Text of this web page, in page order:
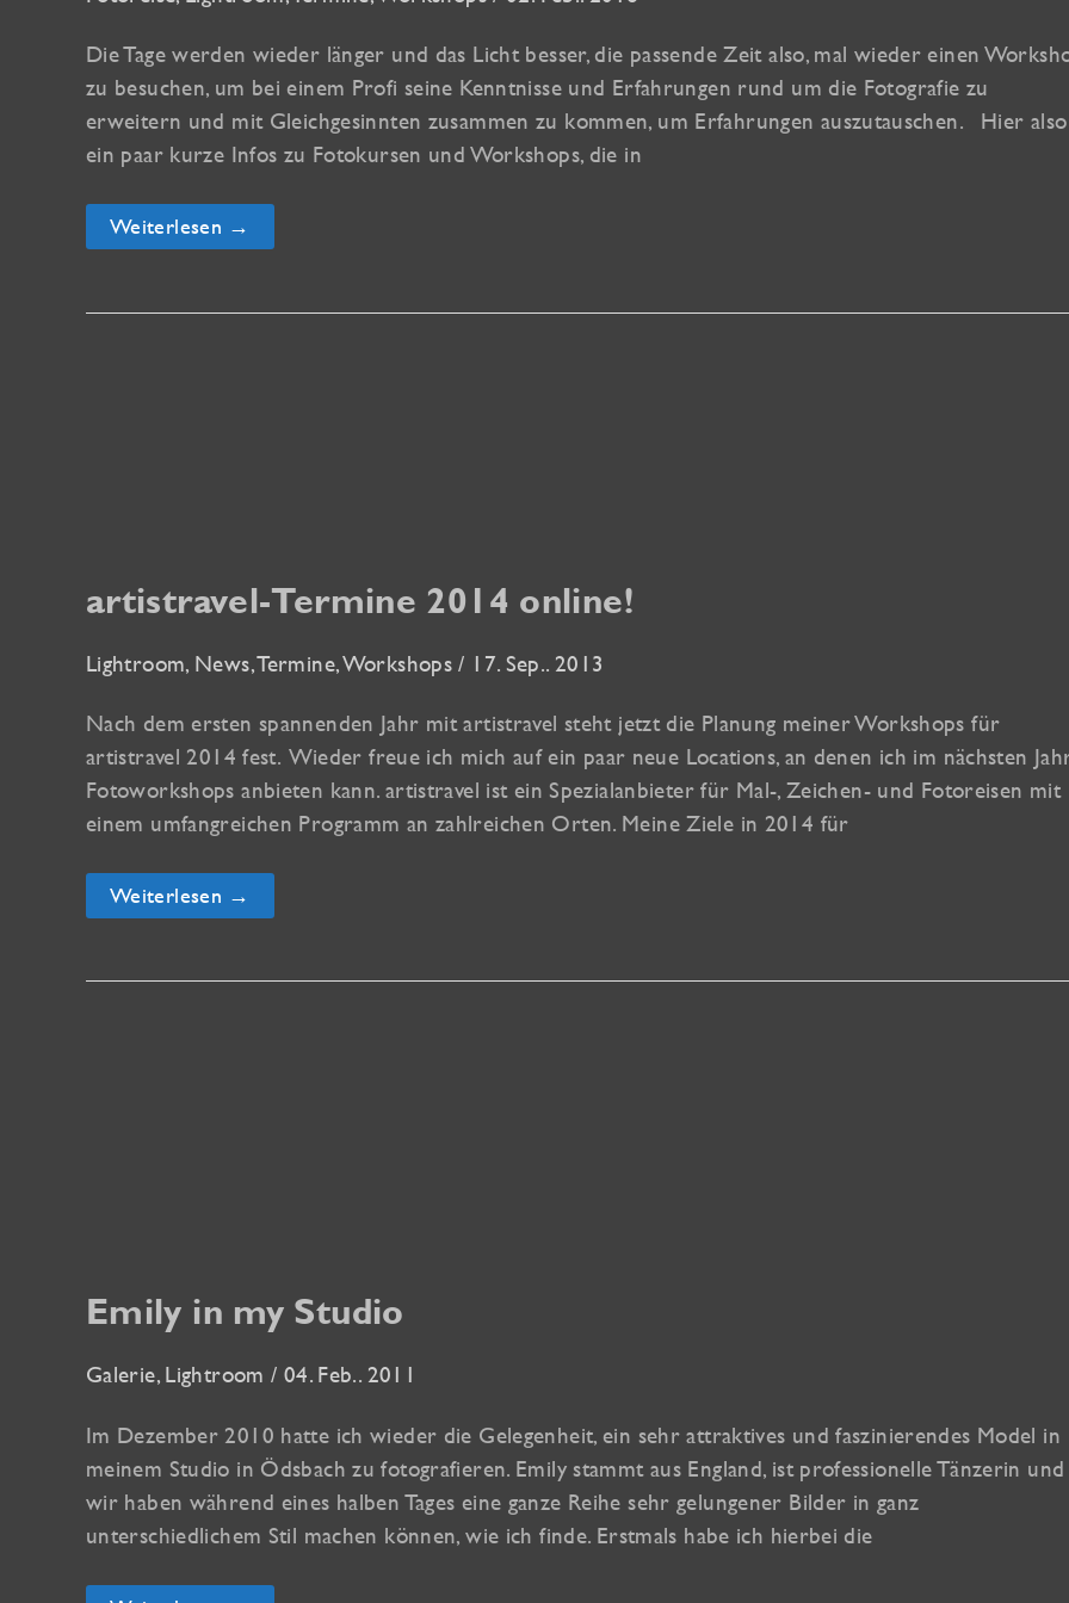
Die Tage werden wieder länger und das Licht besser, die passende Zeit also, mal wieder einen
zu besuchen, um bei einem Profi seine Kenntnisse und Erfahrungen rund um die Fotografie zu
erweitern und mit Gleichgesinnten zusammen zu kommen, um Erfahrungen auszutauschen. Hier also
ein paar kurze Infos zu Fotokursen und Workshops, die in
Meine
Fotokurse
Kehl,
Weiterlesen →
artistravel-Termine 2014 online!
Lightroom, News,Termine,Workshops / 17. Sep.. 2013
Nach dem ersten spannenden Jahr mit artistravel steht jetzt die Planung meiner Workshops für
artistravel 2014 fest. Wieder freue ich mich auf ein paar neue Locations, an denen ich im nächsten
Fotoworkshops anbieten kann. artistravel ist ein Spezialanbieter für Mal-, Zeichen- und Fotoreisen mit
einem umfangreichen Programm an zahlreichen Orten. Meine Ziele in 2014 für
artistravel-
Termine
Weiterlesen →
Emily in my Studio
Galerie, Lightroom / 04. Feb.. 2011
Im Dezember 2010 hatte ich wieder die Gelegenheit, ein sehr attraktives und faszinierendes Model in
meinem Studio in Ödsbach zu fotografieren. Emily stammt aus England, ist professionelle Tänzerin und
wir haben während eines halben Tages eine ganze Reihe sehr gelungener Bilder in ganz
unterschiedlichem Stil machen können, wie ich finde. Erstmals habe ich hierbei die